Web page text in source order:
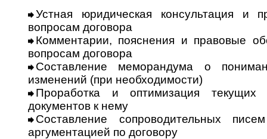
Устная юридическая консультация и
вопросам договора
Комментарии, пояснения и правовые
вопросам договора
Составление меморандума о
изменений (при необходимости)
Проработка и оптимизация текущих
документов к нему
Составление сопроводительных
аргументацией по договору